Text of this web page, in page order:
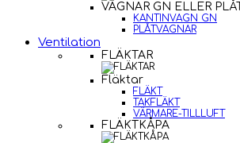
VAGNAR GN ELLER PLÅT
KANTINVAGN GN
PLÅTVAGNAR
Ventilation
FLÄKTAR
Fläktar
FLÄKT
TAKFLÄKT
VÄRMARE-TILLLUFT
FLÄKTKÅPA